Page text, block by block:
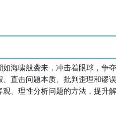
海啸般袭来，冲击着眼球，
直击问题本质、批判歪理和谬
、理性分析问题的方法，提升解